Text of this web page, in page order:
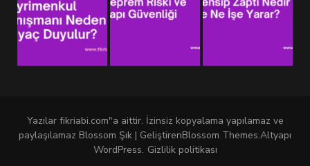
Yazılar fikriabi.com"a aittir. İzinsiz kopyalama yapılamaz ve
paylaşılamaz Blossom Şık | GeliştirenBlossom Themes.Altyapı
WordPress. Gizlilik politikası